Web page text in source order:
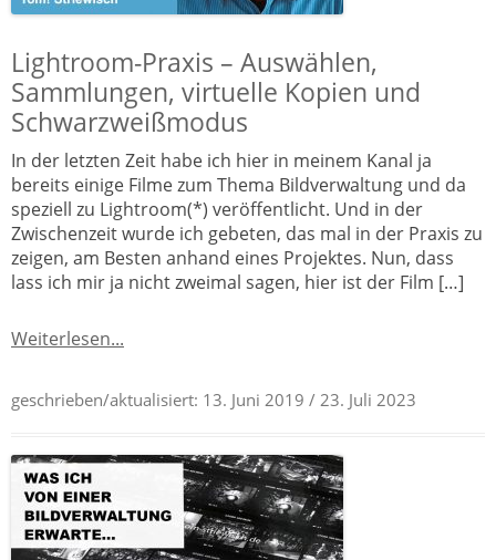
Lightroom-Praxis – Auswählen,
Sammlungen, virtuelle Kopien und
Schwarzweißmodus
In der letzten Zeit habe ich hier in meinem Kanal ja
bereits einige Filme zum Thema Bildverwaltung und da
speziell zu Lightroom(*) veröffentlicht. Und in der
Zwischenzeit wurde ich gebeten, das mal in der Praxis zu
zeigen, am Besten anhand eines Projektes. Nun, dass
lass ich mir ja nicht zweimal sagen, hier ist der Film […]
Weiterlesen...
geschrieben/aktualisiert: 13. Juni 2019 / 23. Juli 2023